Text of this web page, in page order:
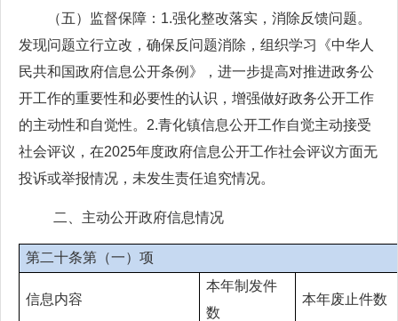
（五）监督保障：1.强化整改落实，消除反馈问题。
发现问题立行立改，确保反问题消除，组织学习《中华人
民共和国政府信息公开条例》，进一步提高对推进政务公
开工作的重要性和必要性的认识，增强做好政务公开工作
的主动性和自觉性。2.青化镇信息公开工作自觉主动接受
社会评议，在2025年度政府信息公开工作社会评议方面无
投诉或举报情况，未发生责任追究情况。
二、主动公开政府信息情况
第二十条第（一）项
信息内容
本年制发件
数
本年废止件数